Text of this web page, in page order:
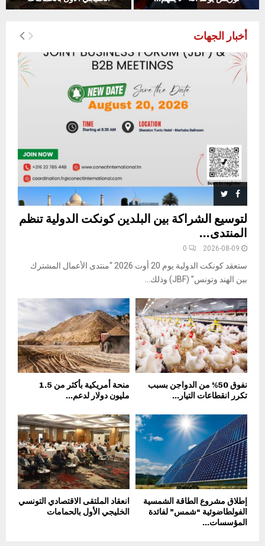
أخبار الجهات
لتوسيع الشراكة بين البلدين كونكت الدولية تنظم
المنتدى...
2026-08-09
0
ستعقد كونكت الدولية يوم 20 أوت 2026 “منتدى الأعمال المشترك
بين الهند وتونس” (JBF) وذلك...
منحة أمريكية بأكثر من 1.5
مليون دولار لدعم...
نفوق 50% من الدواجن بسبب
تكرر انقطاعات التيار...
انعقاد الملتقى الاقتصادي التونسي
الخليجي الأول بالحمامات
إطلاق مشروع الطاقة الشمسية
الفولطاضوئية “شمس” لفائدة
المؤسسات...